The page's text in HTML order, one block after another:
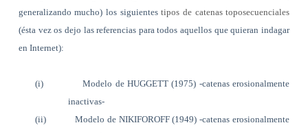
generalizando mucho) los siguientestipos de catenas toposecuenciales
(ésta vez os dejo las referencias para todos aquellos que quieran indagar
en Internet):
(i)
Modelo de HUGGETT (1975) -catenas erosionalmente
inactivas-
(ii)
Modelo de NIKIFOROFF (1949) -catenas erosionalmente